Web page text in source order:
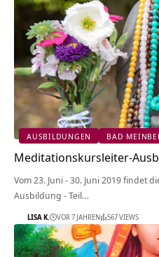
AUSBILDUNGEN BAD
Meditationskursleiter-
Vom 23. Juni - 30. Juni 2019 findet
Ausbildung - Teil…
LISA K. VOR 7 JAHREN 567 VIEWS